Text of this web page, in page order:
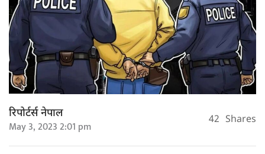
रिपोर्टर्स नेपाल
May 3, 2023 2:01 pm 42 Shares